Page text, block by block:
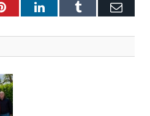
PinterestLinkedInTumblr